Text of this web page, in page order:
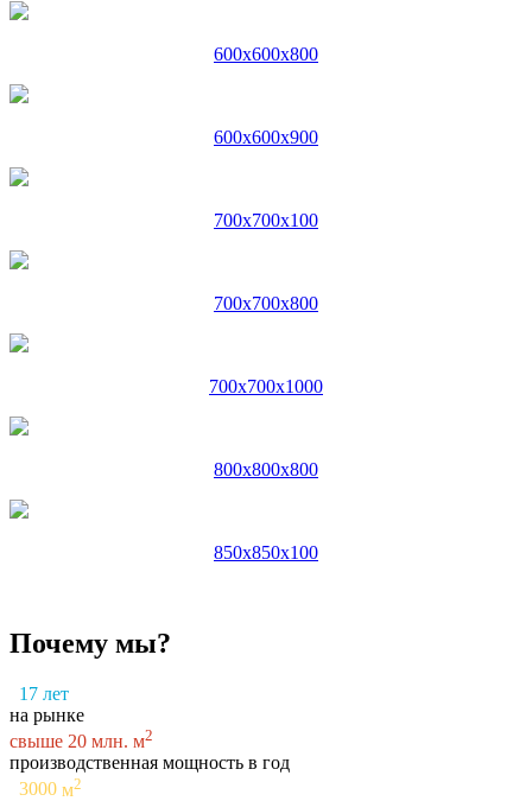
600x600x800
600x600x900
700x700x100
700x700x800
700x700x1000
800x800x800
850x850x100
Почему мы?
17 лет
на рынке
свыше 20 млн. м2
производственная мощность в год
3000 м2